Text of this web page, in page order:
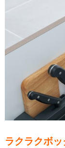
ラクラクボッ